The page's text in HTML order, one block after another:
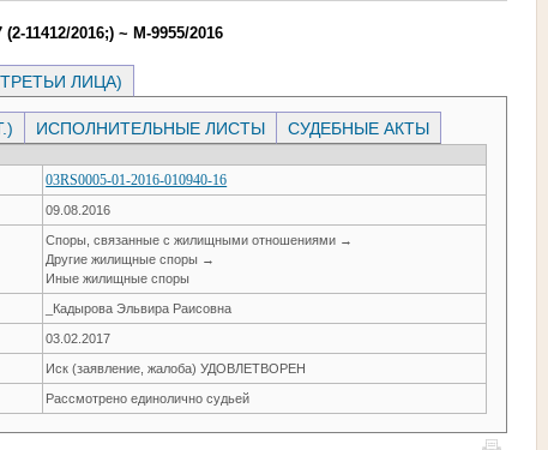
11412/2016;) ~ М-9955/2016
ЛИЦА)
ИСПОЛНИТЕЛЬНЫЕ ЛИСТЫ СУДЕБНЫЕ АКТЫ
03RS0005-01-2016-010940-16
09.08.2016
Споры, связанные с жилищными отношениями →
Другие жилищные споры →
Иные жилищные споры
_Кадырова Эльвира Раисовна
03.02.2017
Иск (заявление, жалоба) УДОВЛЕТВОРЕН
Рассмотрено единолично судьей